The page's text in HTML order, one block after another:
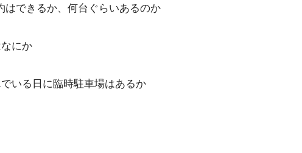
はできるか、何台ぐらいあるのか
にか
いる日に臨時駐車場はあるか